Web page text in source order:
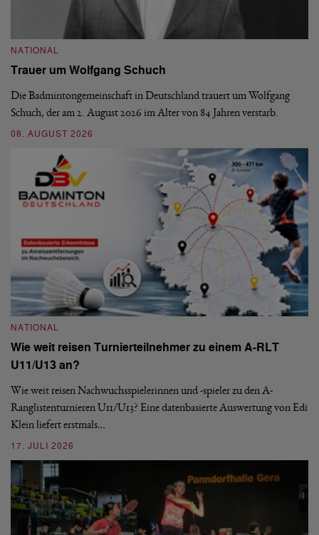
NATIONAL
Trauer um Wolfgang Schuch
Die Badmintongemeinschaft in Deutschland trauert um Wolfgang
Schuch, der am 2. August 2026 im Alter von 84 Jahren verstarb.
08. AUGUST 2026
NATIONAL
Wie weit reisen Turnierteilnehmer zu einem A-RLT
U11/U13 an?
Wie weit reisen Nachwuchsspielerinnen und -spieler zu den A-
Ranglistenturnieren U11/U13? Eine datenbasierte Auswertung von Edi
Klein liefert erstmals…
17. JULI 2026